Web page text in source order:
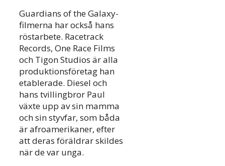
Guardians of the Galaxy-
filmerna har också hans
röstarbete. Racetrack
Records, One Race Films
och Tigon Studios är alla
produktionsföretag han
etablerade. Diesel och
hans tvillingbror Paul
växte upp av sin mamma
och sin styvfar, som båda
är afroamerikaner, efter
att deras föräldrar skildes
när de var unga.